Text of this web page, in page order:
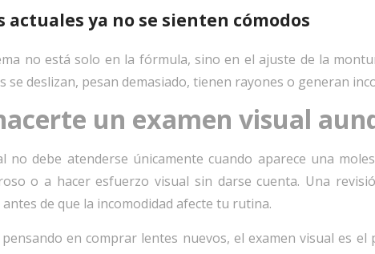
actuales ya no se sienten cómodos
no está solo en la fórmula, sino en el ajuste de la
se deslizan, pesan demasiado, tienen rayones o generan
un examen visual
no debe atenderse únicamente cuando aparece una
o a hacer esfuerzo visual sin darse cuenta. Una
de que la incomodidad afecte tu rutina.
pensando en comprar lentes nuevos, el examen visual es